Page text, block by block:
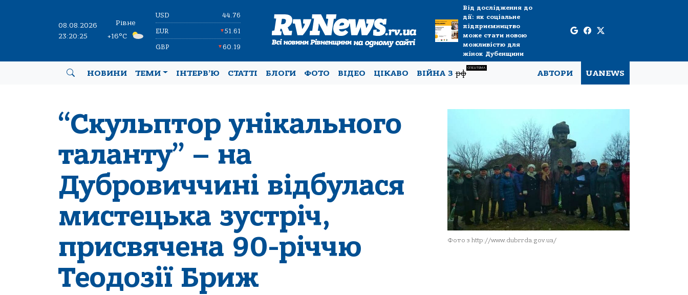
08.08.2026
23:20:26
Рівне
+16°C
USD 44.76
EUR ▼51.61
GBP ▼60.19
Від дослідження до
дії: як соціальне
підприємництво
може стати новою
можливістю для
жінок Дубенщини
НОВИНИ ТЕМИ ІНТЕРВ’Ю СТАТТІ БЛОГИ ФОТО ВІДЕО ЦІКАВО ВІЙНА Зрф
СПЕЦТЕМА
АВТОРИ UANEWS
“Скульптор унікального
таланту” – на
Дубровиччині відбулася
мистецька зустріч,
присвячена 90-річчю
Теодозії Бриж
Фото з http://www.dubrrda.gov.ua/